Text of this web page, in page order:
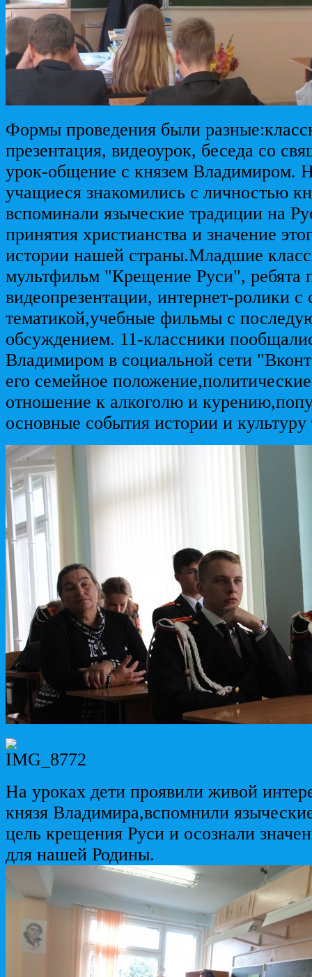
Формы проведения были
презентация, видеоурок, беседа со
урок-общение с князем Владимиром.
учащиеся знакомились с личностью
вспоминали языческие традиции на
принятия христианства и значение
истории нашей страны.Младшие
мультфильм "Крещение Руси", ребята
видеопрезентации, интернет-ролики с
тематикой,учебные фильмы с
обсуждением. 11-классники
Владимиром в социальной сети
его семейное
отношение к алкоголю и
основные события истории и культуру
На уроках дети проявили живой
князя Владимира,вспомнили
цель крещения Руси и осознали
для нашей Родины.